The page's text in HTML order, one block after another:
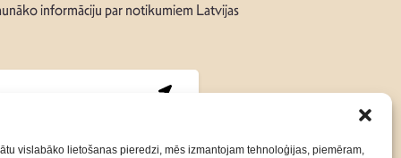
vislabāko lietošanas pieredzi, mēs izmantojam tehnoloģijas, piemēram,
informāciju par notikumiem Latvijas